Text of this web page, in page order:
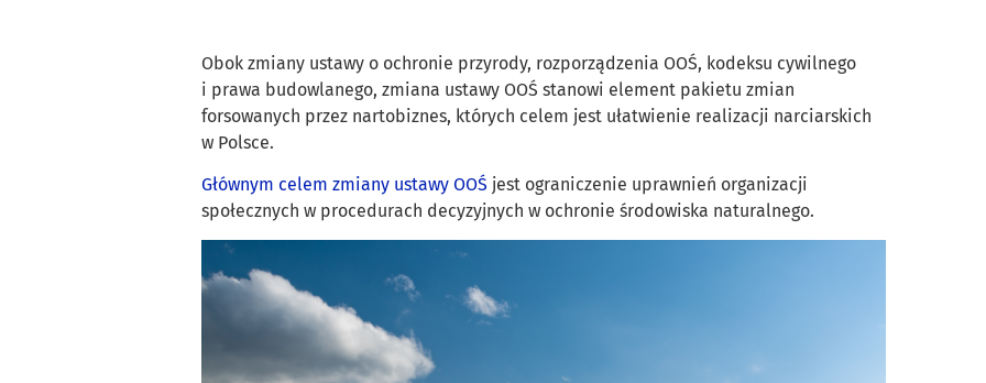
Obok zmiany ustawy o ochronie przyrody, rozporządzenia OOŚ, kodeksu cywilnego
i prawa budowlanego, zmiana ustawy OOŚ stanowi element pakietu zmian
forsowanych przez nartobiznes, których celem jest ułatwienie realizacji narciarskich
w Polsce.
Głównym celem zmiany ustawy OOŚ jest ograniczenie uprawnień organizacji
społecznych w procedurach decyzyjnych w ochronie środowiska naturalnego.